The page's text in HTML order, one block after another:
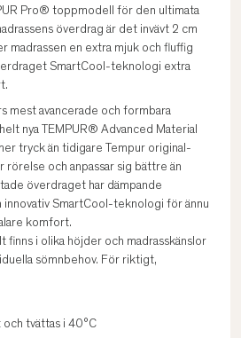
Pro® toppmodell för den ultimata
överdrag är det invävt 2 cm
madrassen en extra mjuk och fluffig
SmartCool-teknologi extra
mest avancerade och formbara
nya TEMPUR® Advanced Material
tryck än tidigare Tempur original-
rörelse och anpassar sig bättre än
överdraget har dämpande
innovativ SmartCool-teknologi för ännu
komfort.
finns i olika höjder och madrasskänslor
sömnbehov. För riktigt,
tvättas i 40°C